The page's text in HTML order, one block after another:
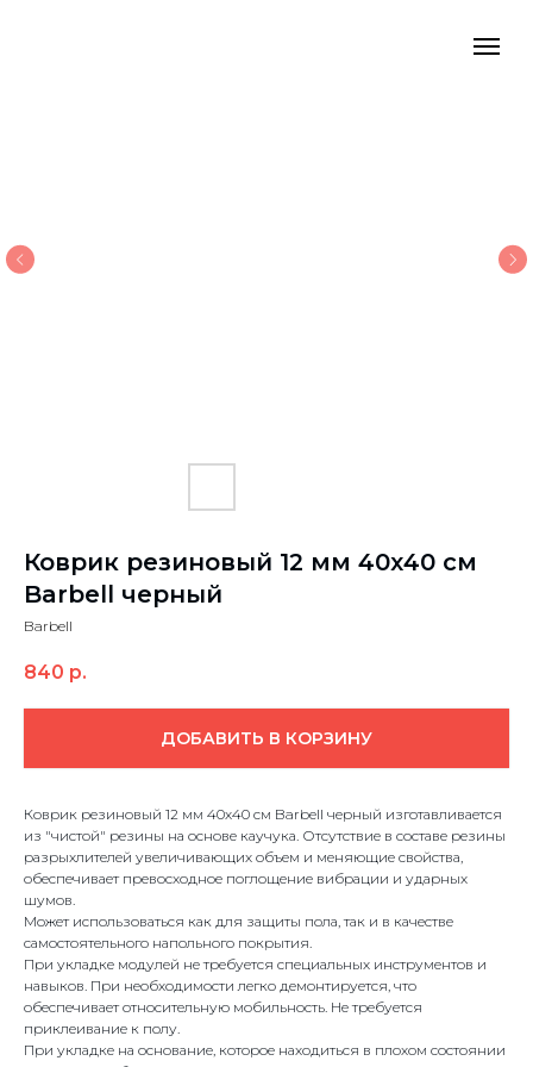
Коврик резиновый 12 мм 40х40 см
Barbell черный
Barbell
840 р.
ДОБАВИТЬ В КОРЗИНУ
Коврик резиновый 12 мм 40х40 см Barbell черный изготавливается
из "чистой" резины на основе каучука. Отсутствие в составе резины
разрыхлителей увеличивающих объем и меняющие свойства,
обеспечивает превосходное поглощение вибрации и ударных
шумов.
Может использоваться как для защиты пола, так и в качестве
самостоятельного напольного покрытия.
При укладке модулей не требуется специальных инструментов и
навыков. При необходимости легко демонтируется, что
обеспечивает относительную мобильность. Не требуется
приклеивание к полу.
При укладке на основание, которое находиться в плохом состоянии